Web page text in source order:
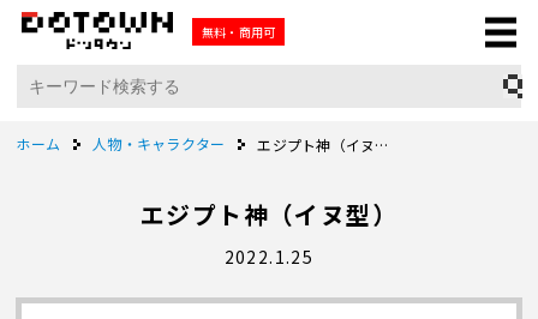
無料・商用可
ホーム 人物・キャラクター エジプト神（イヌ型）
エジプト神（イヌ型）
2022.1.25